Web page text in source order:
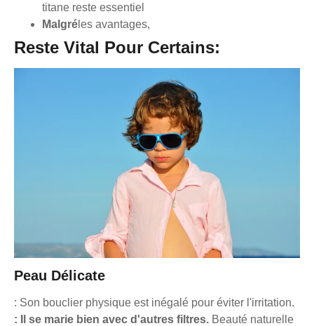
titane reste essentiel
Malgré les avantages,
Reste Vital Pour Certains:
Peau Délicate
: Son bouclier physique est inégalé pour éviter l'irritation.
: Il se marie bien avec d'autres filtres. Beauté naturelle